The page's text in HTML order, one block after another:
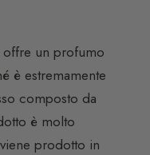
un profumo
è estremamente
composto da
è molto
prodotto in